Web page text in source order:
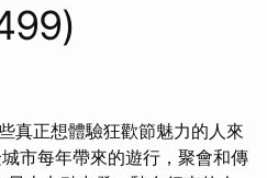
真正想體驗狂歡節魅力的人來
市每年帶來的遊行，聚會和傳